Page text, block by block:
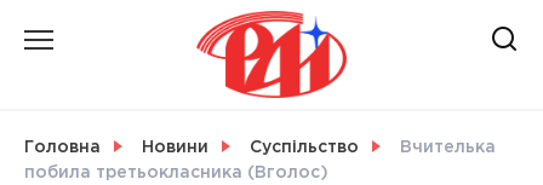
Головна Новини Суспільство
Вчителька
побила третьокласника (Вголос)